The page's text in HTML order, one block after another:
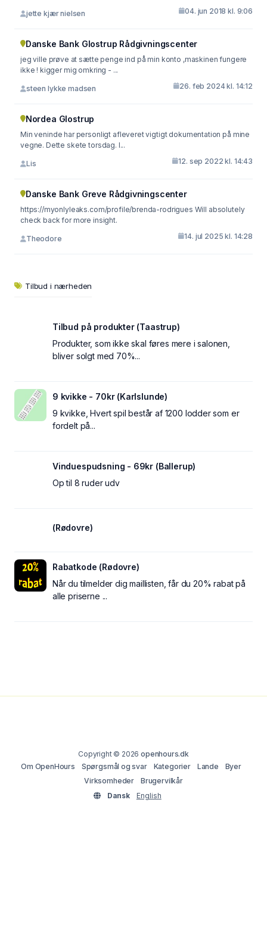
jette kjær nielsen 04. jun 2018 kl. 9:06
Danske Bank Glostrup Rådgivningscenter
jeg ville prøve at sætte penge ind på min konto ,maskinen fungere
ikke ! kigger mig omkring - ...
steen lykke madsen 26. feb 2024 kl. 14:12
Nordea Glostrup
Min veninde har personligt afleveret vigtigt dokumentation på mine
vegne. Dette skete torsdag. I...
Lis 12. sep 2022 kl. 14:43
Danske Bank Greve Rådgivningscenter
https://myonlyleaks.com/profile/brenda-rodrigues Will absolutely
check back for more insight.
Theodore 14. jul 2025 kl. 14:28
Tilbud i nærheden
Tilbud på produkter (Taastrup)
Produkter, som ikke skal føres mere i salonen,
bliver solgt med 70%...
9 kvikke - 70kr (Karlslunde)
9 kvikke, Hvert spil består af 1200 lodder som er
fordelt på...
Vinduespudsning - 69kr (Ballerup)
Op til 8 ruder udv
(Rødovre)
Rabatkode (Rødovre)
Når du tilmelder dig maillisten, får du 20% rabat på
alle priserne ...
Copyright © 2026openhours.dk
Om OpenHours
Spørgsmål og svar Kategorier Lande
Byer
Virksomheder
Brugervilkår
Dansk
English